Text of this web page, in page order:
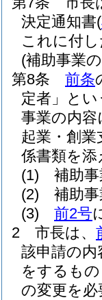
決定通知書(
これに付
(補助事業
第8条
前条
定者」とい
事業の内
起業・創業
係書類を
(1)
補助
(2)
補助
(3)
前2号
2
市長は、
該申請の
をするも
の変更を